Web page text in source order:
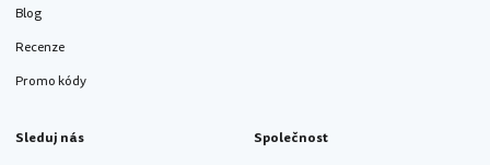
Blog
Recenze
Promo kódy
Sleduj nás Společnost